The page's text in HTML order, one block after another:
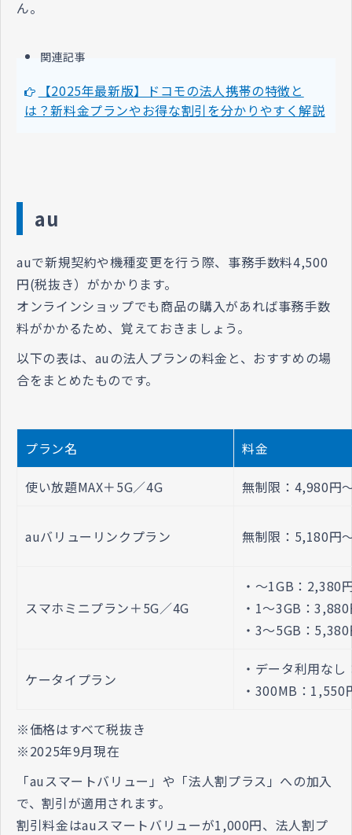
ん。
関連記事
【2025年最新版】ドコモの法人携帯の特徴と
は？新料金プランやお得な割引を分かりやすく解説
au
auで新規契約や機種変更を行う際、事務手数料4,500
円(税抜き）がかかります。
オンラインショップでも商品の購入があれば事務手数
料がかかるため、覚えておきましょう。
以下の表は、auの法人プランの料金と、おすすめの場
合をまとめたものです。
プラン名 料金
使い放題MAX＋5G／4G 無制限：4,980円
auバリューリンクプラン 無制限：5,180円
スマホミニプラン＋5G／4G
・～1GB：2,380
・1～3GB：
・3～5GB：
ケータイプラン
・データ利用な
・300MB：1,550
※価格はすべて税抜き
※2025年9月現在
「auスマートバリュー」や「法人割プラス」への加入
で、割引が適用されます。
割引料金はauスマートバリューが1,000円、法人割プ